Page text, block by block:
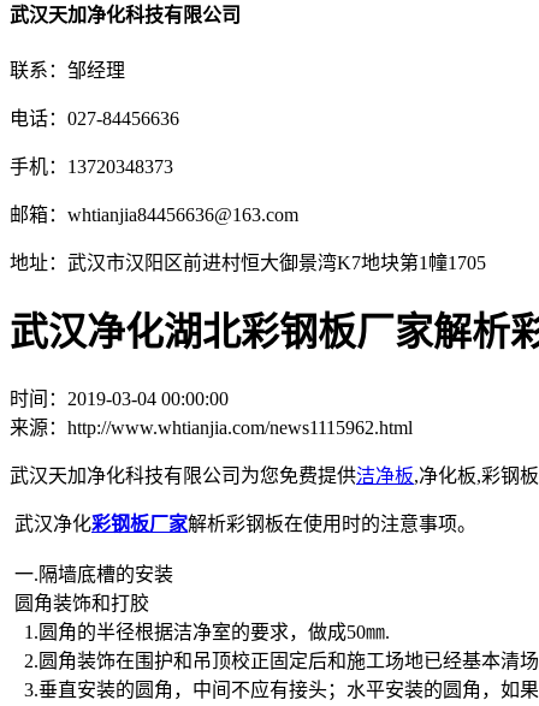
武汉天加净化科技有限公司
联系：邹经理
电话：027-84456636
手机：13720348373
邮箱：whtianjia84456636@163.com
地址：武汉市汉阳区前进村恒大御景湾K7地块第1幢1705
武汉净化湖北彩钢板厂家解析
时间：2019-03-04 00:00:00
来源：http://www.whtianjia.com/news1115962.html
武汉天加净化科技有限公司为您免费提供洁净板,净化板,彩钢
武汉净化彩钢板厂家解析彩钢板在使用时的注意事项。
一.隔墙底槽的安装
圆角装饰和打胶
1.圆角的半径根据洁净室的要求，做成50㎜.
2.圆角装饰在围护和吊顶校正固定后和施工场地已经基本清
3.垂直安装的圆角，中间不应有接头；水平安装的圆角，如